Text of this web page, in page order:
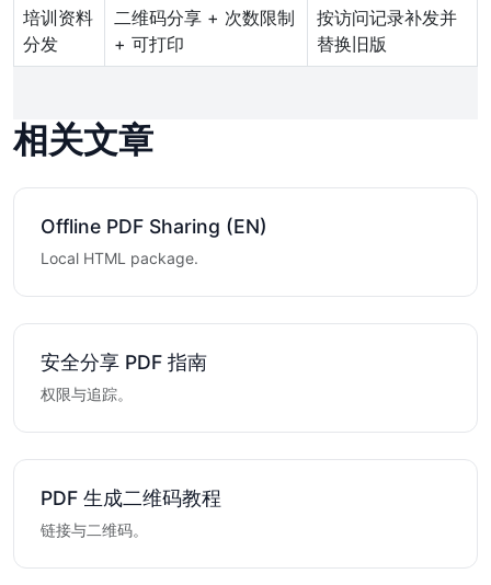
培训资料
分发
二维码分享 + 次数限制
+ 可打印
按访问记录补发并
替换旧版
相关文章
Offline PDF Sharing (EN)
Local HTML package.
安全分享 PDF 指南
权限与追踪。
PDF 生成二维码教程
链接与二维码。